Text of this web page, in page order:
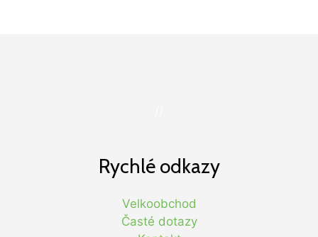
Rychlé odkazy
Velkoobchod
Časté dotazy